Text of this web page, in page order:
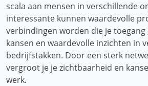
scala aan mensen in verschillende
interessante kunnen waardevolle
verbindingen worden die je
kansen en waardevolle inzichten in
bedrijfstakken. Door een sterk
vergroot je je zichtbaarheid en
werk.